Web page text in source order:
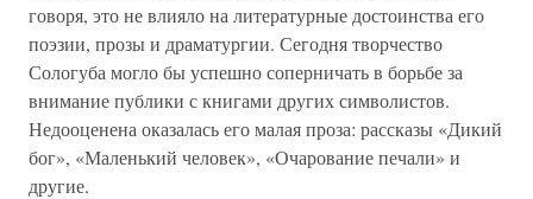
говоря, это не влияло на литературные достоинства его
поэзии, прозы и драматургии. Сегодня творчество
Сологуба могло бы успешно соперничать в борьбе за
внимание публики с книгами других символистов.
Недооценена оказалась его малая проза: рассказы «Дикий
бог», «Маленький человек», «Очарование печали» и
другие.